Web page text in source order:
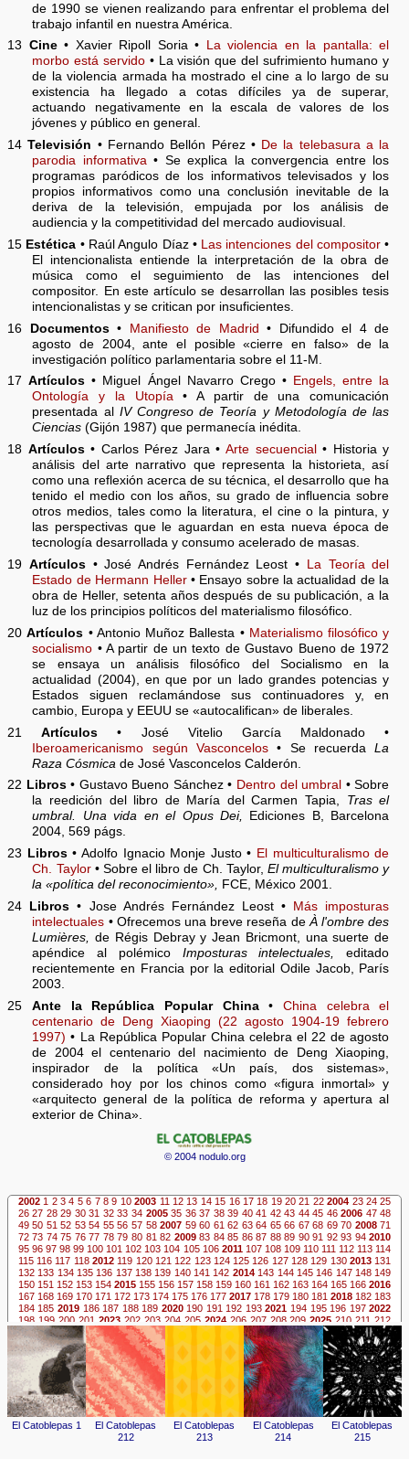
de 1990 se vienen realizando para enfrentar el problema del
trabajo infantil en nuestra América.
13 Cine• Xavier Ripoll Soria •
La violencia en la pantalla: el
morbo está servido• La visión que del sufrimiento humano y
de la violencia armada ha mostrado el cine a lo largo de su
existencia ha llegado a cotas difíciles ya de superar,
actuando negativamente en la escala de valores de los
jóvenes y público en general.
14Televisión • Fernando Bellón Pérez • De la telebasura a la
parodia informativa• Se explica la convergencia entre los
programas paródicos de los informativos televisados y los
propios informativos como una conclusión inevitable de la
deriva de la televisión, empujada por los análisis de
audiencia y la competitividad del mercado audiovisual.
15 Estética • Raúl Angulo Díaz • Las intenciones del compositor•
El intencionalista entiende la interpretación de la obra de
música como el seguimiento de las intenciones del
compositor. En este artículo se desarrollan las posibles tesis
intencionalistas y se critican por insuficientes.
16 Documentos• Manifiesto de Madrid • Difundido el 4 de
agosto de 2004, ante el posible «cierre en falso» de la
investigación político parlamentaria sobre el 11-M.
17Artículos • Miguel Ángel Navarro Crego • Engels, entre la
Ontología y la Utopía• A partir de una comunicación
presentada al IV Congreso de Teoría y Metodología de las
Ciencias (Gijón 1987) que permanecía inédita.
18 Artículos• Carlos Pérez Jara •Arte secuencial • Historia y
análisis del arte narrativo que representa la historieta, así
como una reflexión acerca de su técnica, el desarrollo que ha
tenido el medio con los años, su grado de influencia sobre
otros medios, tales como la literatura, el cine o la pintura, y
las perspectivas que le aguardan en esta nueva época de
tecnología desarrollada y consumo acelerado de masas.
19 Artículos• José Andrés Fernández Leost •
La Teoría del
Estado de Hermann Heller• Ensayo sobre la actualidad de la
obra de Heller, setenta años después de su publicación, a la
luz de los principios políticos del materialismo filosófico.
20Artículos • Antonio Muñoz Ballesta • Materialismo filosófico y
socialismo • A partir de un texto de Gustavo Bueno de 1972
se ensaya un análisis filosófico del Socialismo en la
actualidad (2004), en que por un lado grandes potencias y
Estados siguen reclamándose sus continuadores y, en
cambio, Europa y EEUU se «autocalifican» de liberales.
21Artículos • José Vitelio García Maldonado •
Iberoamericanismo según Vasconcelos• Se recuerdaLa
Raza Cósmica de José Vasconcelos Calderón.
22 Libros• Gustavo Bueno Sánchez • Dentro del umbral • Sobre
la reedición del libro de María del Carmen Tapia, Tras el
umbral. Una vida en el Opus Dei, Ediciones B, Barcelona
2004, 569 págs.
23
Libros• Adolfo Ignacio Monje Justo • El multiculturalismo de
Ch. Taylor• Sobre el libro de Ch. Taylor, El multiculturalismo y
la «política del reconocimiento», FCE, México 2001.
24
Libros • Jose Andrés Fernández Leost •
Más imposturas
intelectuales • Ofrecemos una breve reseña deÀ l'ombre des
Lumières, de Régis Debray y Jean Bricmont, una suerte de
apéndice al polémico Imposturas intelectuales, editado
recientemente en Francia por la editorial Odile Jacob, París
2003.
25 Ante la República Popular China• China celebra el
centenario de Deng Xiaoping (22 agosto 1904-19 febrero
1997) • La República Popular China celebra el 22 de agosto
de 2004 el centenario del nacimiento de Deng Xiaoping,
inspirador de la política «Un país, dos sistemas»,
considerado hoy por los chinos como «figura inmortal» y
«arquitecto general de la política de reforma y apertura al
exterior de China».
© 2004 nodulo.org